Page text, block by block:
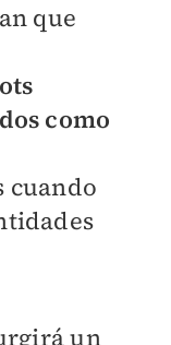
que
como
cuando
un